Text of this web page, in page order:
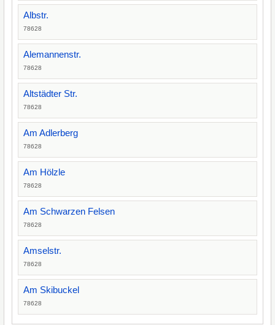
Albstr.
78628
Alemannenstr.
78628
Altstädter Str.
78628
Am Adlerberg
78628
Am Hölzle
78628
Am Schwarzen Felsen
78628
Amselstr.
78628
Am Skibuckel
78628